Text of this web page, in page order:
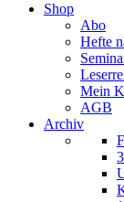
Shop
Abo
Hefte
Mein
AGB
Archiv